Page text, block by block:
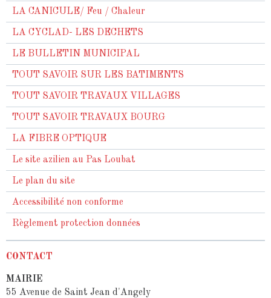
LA CANICULE/ Feu / Chaleur
LA CYCLAD- LES DECHETS
LE BULLETIN MUNICIPAL
TOUT SAVOIR SUR LES BATIMENTS
TOUT SAVOIR TRAVAUX VILLAGES
TOUT SAVOIR TRAVAUX BOURG
LA FIBRE OPTIQUE
Le site azilien au Pas Loubat
Le plan du site
Accessibilité non conforme
Règlement protection données
CONTACT
MAIRIE
55 Avenue de Saint Jean d'Angely